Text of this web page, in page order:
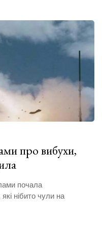
про вибухи,
почала
нібито чули на